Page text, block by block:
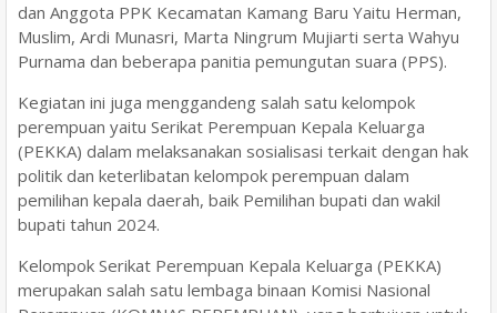
dan Anggota PPK Kecamatan Kamang Baru Yaitu Herman,
Muslim, Ardi Munasri, Marta Ningrum Mujiarti serta Wahyu
Purnama dan beberapa panitia pemungutan suara (PPS).
Kegiatan ini juga menggandeng salah satu kelompok
perempuan yaitu Serikat Perempuan Kepala Keluarga
(PEKKA) dalam melaksanakan sosialisasi terkait dengan hak
politik dan keterlibatan kelompok perempuan dalam
pemilihan kepala daerah, baik Pemilihan bupati dan wakil
bupati tahun 2024.
Kelompok Serikat Perempuan Kepala Keluarga (PEKKA)
merupakan salah satu lembaga binaan Komisi Nasional